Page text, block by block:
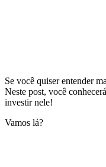
Se você quiser entender
Neste post, você
investir nele!
Vamos lá?